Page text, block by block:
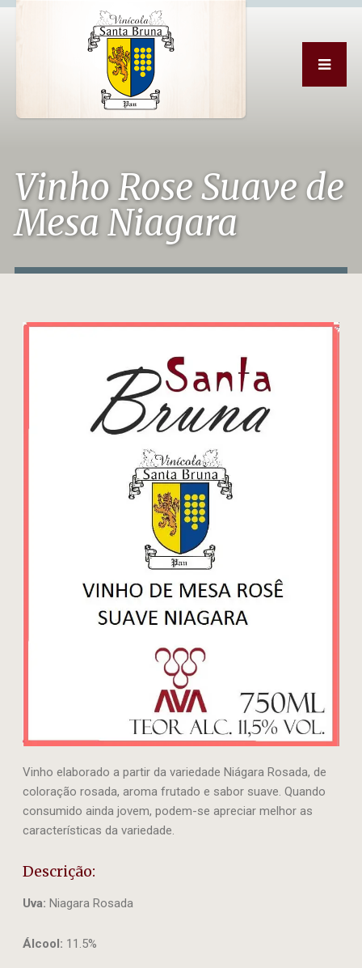
Vinho Rose Suave de
Mesa Niagara
Vinho elaborado a partir da variedade Niágara Rosada, de
coloração rosada, aroma frutado e sabor suave. Quando
consumido ainda jovem, podem-se apreciar melhor as
características da variedade.
Descrição:
Uva: Niagara Rosada
Álcool: 11.5%